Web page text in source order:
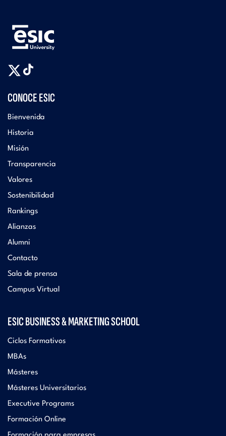
CONOCE ESIC
Bienvenida
Historia
Misión
Transparencia
Valores
Sostenibilidad
Rankings
Alianzas
Alumni
Contacto
Sala de prensa
Campus Virtual
ESIC BUSINESS & MARKETING SCHOOL
Ciclos Formativos
MBAs
Másteres
Másteres Universitarios
Executive Programs
Formación Online